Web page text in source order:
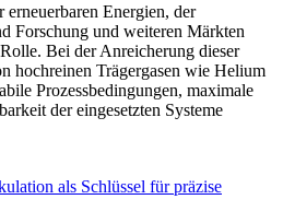
Energien, der
Forschung und weiteren Märkten
Bei der Anreicherung dieser
hochreinen Trägergasen wie Helium
Prozessbedingungen, maximale
der eingesetzten Systeme
als Schlüssel für präzise